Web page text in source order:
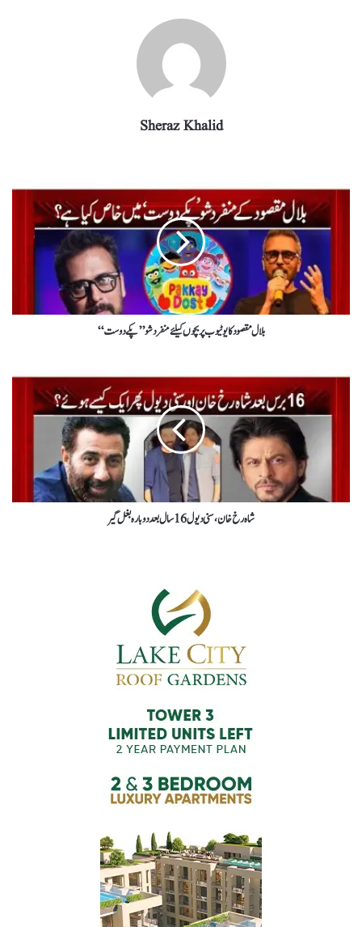
Sheraz Khalid
بلال مقصود کا یوٹیوب پر بچوں کیلئے منفرد شو ’’پکے دوست‘‘
شاہ رخ خان، سنی دیول 16 سال بعد دوبارہ بغل گیر